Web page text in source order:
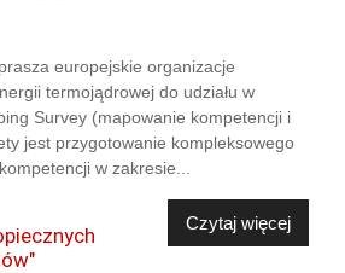
europejskie organizacje
termojądrowej do udziału w
Survey (mapowanie kompetencji i
jest przygotowanie kompleksowego
w zakresie...
Czytaj więcej